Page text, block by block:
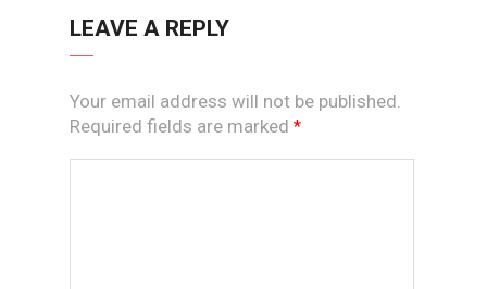
LEAVE A REPLY
Your email address will not be published.
Required fields are marked *